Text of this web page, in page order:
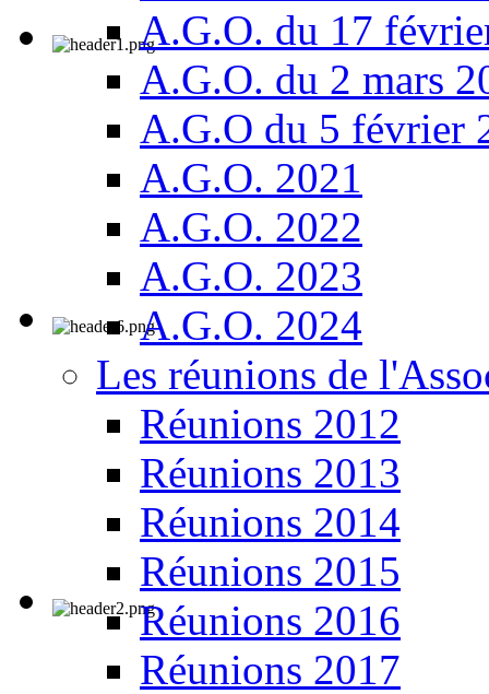
A.G.O. du 17
A.G.O. du 2 mars
A.G.O du 5 février
A.G.O. 2021
A.G.O. 2022
A.G.O. 2023
A.G.O. 2024
Les réunions de
Réunions 2012
Réunions 2013
Réunions 2014
Réunions 2015
Réunions 2016
Réunions 2017